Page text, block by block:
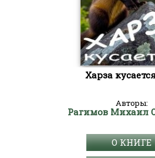
Харза
Авторы:
Рагимов Михаил
О КНИГЕ